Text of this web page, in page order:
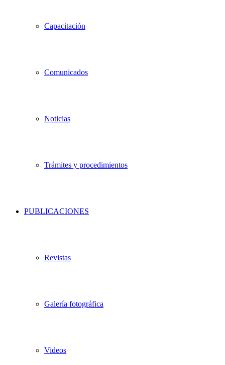
Capacitación
Comunicados
Noticias
Trámites y procedimientos
PUBLICACIONES
Revistas
Galería fotográfica
Videos